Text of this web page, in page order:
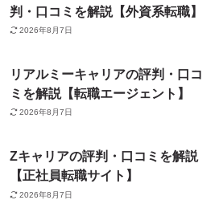
判・口コミを解説【外資系転職】
2026年8月7日
リアルミーキャリアの評判・口コ
ミを解説【転職エージェント】
2026年8月7日
Zキャリアの評判・口コミを解説
【正社員転職サイト】
2026年8月7日